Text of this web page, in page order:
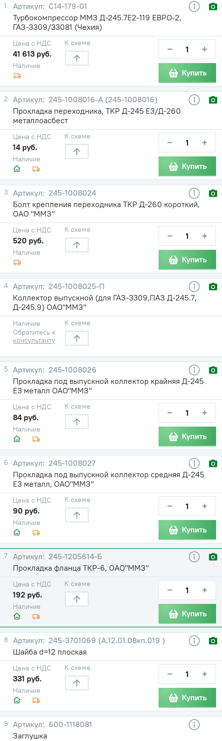
1
С14-179-01
Турбокомпрессор ММЗ Д-245.7Е2-119 ЕВРО-2,
ГАЗ-3309/33081 (Чехия)
Наличие
Цена с НДС
41 613 руб.
К схеме − +
Купить
2
245-1008016-А (245-1008016)
Прокладка переходника, ТКР Д-245 Е3/Д-260
металлоасбест
Наличие
Цена с НДС
14 руб.
К схеме − +
Купить
3
245-1008024
Болт крепления переходника ТКР Д-260 короткий,
ОАО "ММЗ"
Наличие
Цена с НДС
520 руб.
К схеме − +
Купить
4
245-1008025-П
Коллектор выпускной (для ГАЗ-3309,ПАЗ Д-245.7,
Д-245.9) ОАО"ММЗ"
Наличие
Обратитесь к
консультанту
К схеме
5
245-1008026
Прокладка под выпускной коллектор крайняя Д-245
Е3 металл ОАО"ММЗ"
Наличие
Цена с НДС
84 руб.
К схеме − +
Купить
6
245-1008027
Прокладка под выпускной коллектор средняя Д-245
Е3 металл, ОАО"ММЗ"
Наличие
Цена с НДС
90 руб.
К схеме − +
Купить
7
245-1205614-Б
Прокладка фланца ТКР-6, ОАО"ММЗ"
Наличие
Цена с НДС
192 руб.
К схеме − +
Купить
8
245-3701069 (А.12.01.08кп.019 )
Шайба d=12 плоская
Наличие
Цена с НДС
331 руб.
К схеме − +
Купить
9
600-1118081
Заглушка